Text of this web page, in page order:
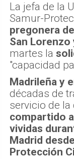
La jefa de la
Samur-
pregonera
San Lorenzo
martes la
"capacidad
Madrileña y
décadas de
servicio de la
compartido
vividas
Madrid
Protección